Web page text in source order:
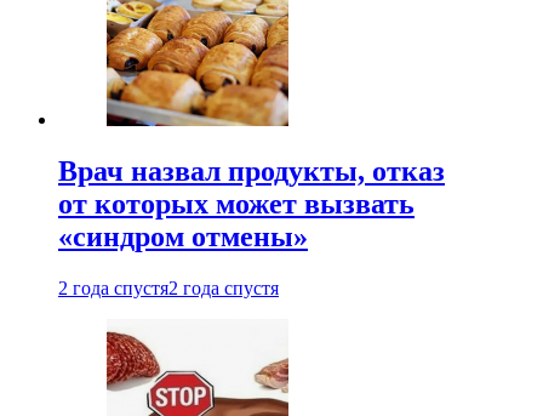
Врач назвал продукты, отказ
от которых может вызвать
«синдром отмены»
2 года спустя2 года спустя